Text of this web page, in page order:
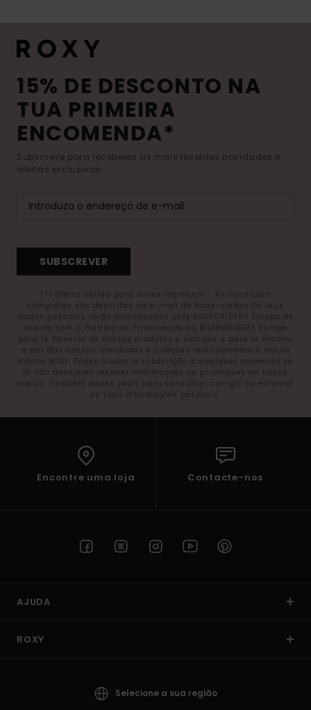
15% DE DESCONTO NA
TUA PRIMEIRA
ENCOMENDA*
Subscreve para receberes as mais recentes novidades e
ofertas exclusivas.
SUBSCREVER
(*) Oferta válida para novos membros - As condições
completas são descritas no e-mail de boas-vindas Os teus
dados pessoais serão processados pela BOARDRIDERS Europe de
acordo com a Política de Privacidade da BOARDRIDERS Europe
para te fornecer os nossos produtos e serviços e para te manter
a par das nossas novidades e coleções relativamente à nossa
marca ROXY. Podes anular a subscrição a qualquer momento se
já não desejares receber informações ou promoções da nossa
marca. Também podes pedir para consultar, corrigir ou eliminar
as tuas informações pessoais.
Encontre uma loja Contacte-nos
AJUDA
ROXY
Selecione a sua região